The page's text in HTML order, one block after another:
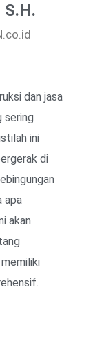
dan jasa
sering
ini
di
apa
akan